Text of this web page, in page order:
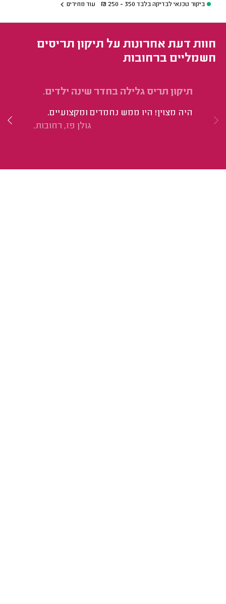
ביקור טכנאי לבדיקה בלבד 350 - 250
₪ עוד מחירים
חוות דעת אחרונות על תיקון תריסים
חשמליים ברחובות
תיקון תריס גלילה בחדר שינה ילדים.
היה מצוין! היו ממש נחמדים ומקצועיים.
גולן פז, רחובות.